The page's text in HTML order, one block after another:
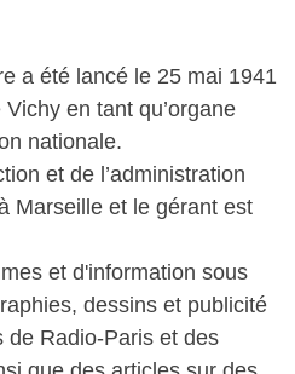
a été lancé le 25 mai 1941
en tant qu’organe
nationale.
et de l’administration
Marseille et le gérant est
et d'information sous
dessins et publicité
de Radio-Paris et des